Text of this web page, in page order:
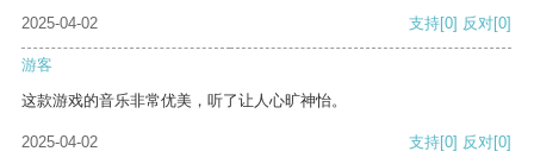
2025-04-02
支持[0] 反对[0]
游客
这款游戏的音乐非常优美，听了让人心旷神怡。
2025-04-02 支持[0] 反对[0]